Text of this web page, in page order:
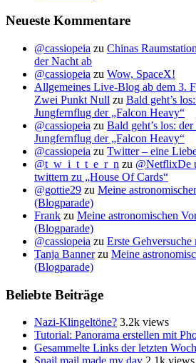
Neueste Kommentare
@cassiopeia zu Chinas
der Nacht ab
@cassiopeia zu Wow, SpaceX!
Allgemeines Live-Blog ab dem 3.
Zwei Punkt Null zu Bald geht’s
Jungfernflug der „Falcon Heavy“
@cassiopeia zu Bald geht’s los:
Jungfernflug der „Falcon Heavy“
@cassiopeia zu Twitter – eine
@t_w_i_t_t_e_r_n zu @NetflixDe
twittern zu „House Of Cards“
@gottie29 zu Meine
(Blogparade)
Frank zu Meine astronomischen
(Blogparade)
@cassiopeia zu Erste
Tanja Bannerzu Meine
(Blogparade)
Beliebte Beiträge
Nazi-Klingeltöne? 3.2k views
Tutorial: Panorama erstellen mit
Gesammelte Links der letzten